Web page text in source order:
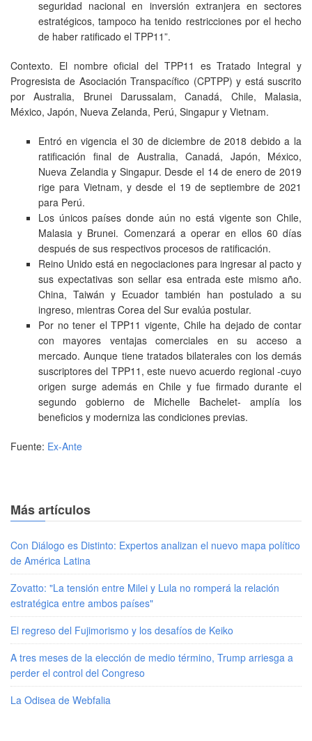
seguridad nacional en inversión extranjera en sectores
estratégicos, tampoco ha tenido restricciones por el hecho
de haber ratificado el TPP11”.
Contexto. El nombre oficial del TPP11 es Tratado Integral y
Progresista de Asociación Transpacífico (CPTPP) y está suscrito
por Australia, Brunei Darussalam, Canadá, Chile, Malasia,
México, Japón, Nueva Zelanda, Perú, Singapur y Vietnam.
Entró en vigencia el 30 de diciembre de 2018 debido a la
ratificación final de Australia, Canadá, Japón, México,
Nueva Zelandia y Singapur. Desde el 14 de enero de 2019
rige para Vietnam, y desde el 19 de septiembre de 2021
para Perú.
Los únicos países donde aún no está vigente son Chile,
Malasia y Brunei. Comenzará a operar en ellos 60 días
después de sus respectivos procesos de ratificación.
Reino Unido está en negociaciones para ingresar al pacto y
sus expectativas son sellar esa entrada este mismo año.
China, Taiwán y Ecuador también han postulado a su
ingreso, mientras Corea del Sur evalúa postular.
Por no tener el TPP11 vigente, Chile ha dejado de contar
con mayores ventajas comerciales en su acceso a
mercado. Aunque tiene tratados bilaterales con los demás
suscriptores del TPP11, este nuevo acuerdo regional -cuyo
origen surge además en Chile y fue firmado durante el
segundo gobierno de Michelle Bachelet- amplía los
beneficios y moderniza las condiciones previas.
Fuente: Ex-Ante
Más artículos
Con Diálogo es Distinto: Expertos analizan el nuevo mapa político
de América Latina
Zovatto: "La tensión entre Milei y Lula no romperá la relación
estratégica entre ambos países"
El regreso del Fujimorismo y los desafíos de Keiko
A tres meses de la elección de medio término, Trump arriesga a
perder el control del Congreso
La Odisea de Webfalia